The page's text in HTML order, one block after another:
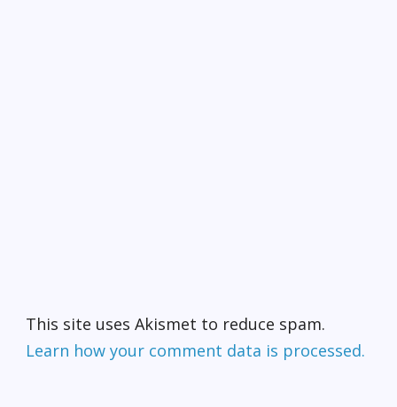
This site uses Akismet to reduce spam.
Learn how your comment data is processed.